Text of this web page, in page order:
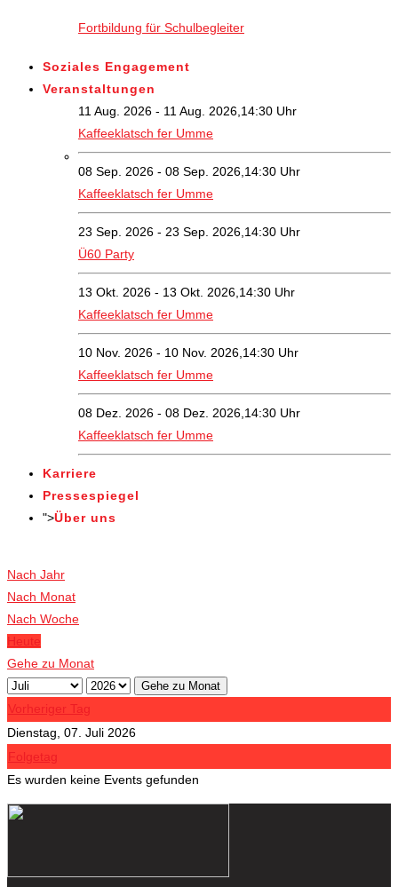
Fortbildung für Schulbegleiter
Soziales Engagement
Veranstaltungen
11 Aug. 2026 - 11 Aug. 2026,14:30 Uhr
Kaffeeklatsch fer Umme
08 Sep. 2026 - 08 Sep. 2026,14:30 Uhr
Kaffeeklatsch fer Umme
23 Sep. 2026 - 23 Sep. 2026,14:30 Uhr
Ü60 Party
13 Okt. 2026 - 13 Okt. 2026,14:30 Uhr
Kaffeeklatsch fer Umme
10 Nov. 2026 - 10 Nov. 2026,14:30 Uhr
Kaffeeklatsch fer Umme
08 Dez. 2026 - 08 Dez. 2026,14:30 Uhr
Kaffeeklatsch fer Umme
Karriere
Pressespiegel
">Über uns
Nach Jahr
Nach Monat
Nach Woche
Heute
Gehe zu Monat
Gehe zu Monat
Vorheriger Tag
Dienstag, 07. Juli 2026
Folgetag
Es wurden keine Events gefunden